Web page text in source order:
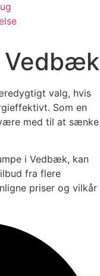
Vedbæk
valg, hvis
Som en
med til at sænke
i Vedbæk, kan
fra flere
priser og vilkår